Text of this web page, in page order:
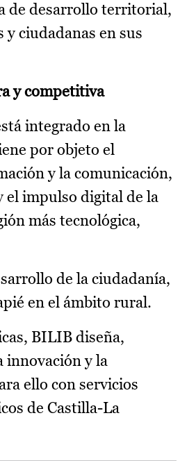
de desarrollo territorial,
ciudadanas en sus
y competitiva
integrado en la
por objeto el
y la comunicación,
el impulso digital de la
más tecnológica,
de la ciudadanía,
en el ámbito rural.
BILIB diseña,
innovación y la
ello con servicios
de Castilla-La